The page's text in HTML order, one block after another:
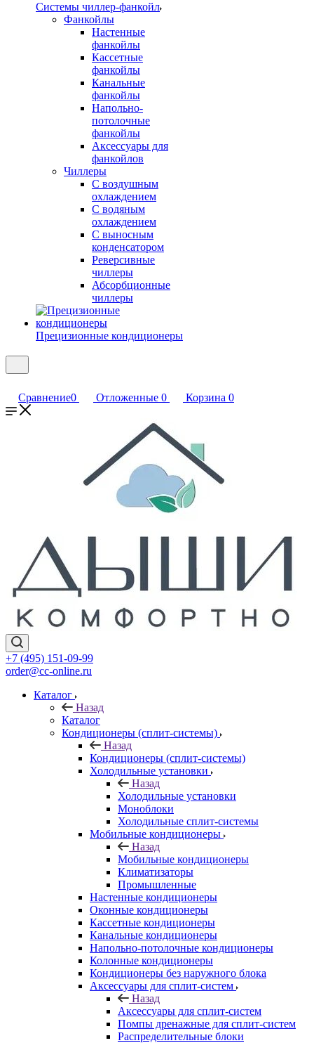
Системы чиллер-фанкойл
Фанкойлы
Настенные
фанкойлы
Кассетные
фанкойлы
Канальные
фанкойлы
Напольно-
потолочные
фанкойлы
Аксессуары для
фанкойлов
Чиллеры
С воздушным
охлаждением
С водяным
охлаждением
С выносным
конденсатором
Реверсивные
чиллеры
Абсорбционные
чиллеры
Прецизионные кондиционеры
Сравнение0 Отложенные 0 Корзина 0
+7 (495) 151-09-99
order@cc-online.ru
Каталог
Назад
Каталог
Кондиционеры (сплит-системы)
Назад
Кондиционеры (сплит-системы)
Холодильные установки
Назад
Холодильные установки
Моноблоки
Холодильные сплит-системы
Мобильные кондиционеры
Назад
Мобильные кондиционеры
Климатизаторы
Промышленные
Настенные кондиционеры
Оконные кондиционеры
Кассетные кондиционеры
Канальные кондиционеры
Напольно-потолочные кондиционеры
Колонные кондиционеры
Кондиционеры без наружного блока
Аксессуары для сплит-систем
Назад
Аксессуары для сплит-систем
Помпы дренажные для сплит-систем
Распределительные блоки